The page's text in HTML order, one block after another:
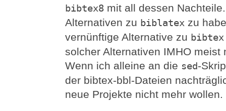
bibtex8 mit all dessen
Alternativen zu biblatex zu
vernünftige Alternative zu bibtex
solcher Alternativen IMHO
Wenn ich alleine an die sed-
der bibtex-bbl-Dateien
neue Projekte nicht mehr wollen.